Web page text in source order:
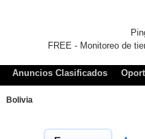
FREE - Monitoreo de
Anuncios Clasificados
Bolivia